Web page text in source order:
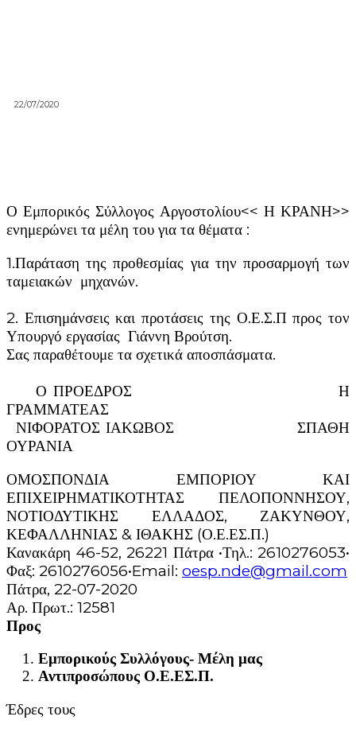
22/07/2020
Ο Εμπορικός Σύλλογος Αργοστολίου<< Η ΚΡΑΝΗ>>
ενημερώνει τα μέλη του για τα θέματα :
1.Παράταση της προθεσμίας για την προσαρμογή των
ταμειακών μηχανών.
2. Επισημάνσεις και προτάσεις της Ο.Ε.Σ.Π προς τον
Υπουργό εργασίας Γιάννη Βρούτση.
Σας παραθέτουμε τα σχετικά αποσπάσματα.
Ο ΠΡΟΕΔΡΟΣ Η
ΓΡΑΜΜΑΤΕΑΣ
ΝΙΦΟΡΑΤΟΣ ΙΑΚΩΒΟΣ ΣΠΑΘΗ
ΟΥΡΑΝΙΑ
ΟΜΟΣΠΟΝΔΙΑ ΕΜΠΟΡΙΟΥ ΚΑΙ
ΕΠΙΧΕΙΡΗΜΑΤΙΚΟΤΗΤΑΣ ΠΕΛΟΠΟΝΝΗΣΟΥ,
ΝΟΤΙΟΔΥΤΙΚΗΣ ΕΛΛΑΔΟΣ, ΖΑΚΥΝΘΟΥ,
ΚΕΦΑΛΛΗΝΙΑΣ & ΙΘΑΚΗΣ (Ο.Ε.ΕΣ.Π.)
Κανακάρη 46-52, 26221 Πάτρα •Τηλ.: 2610276053•
Φαξ: 2610276056•Email: oesp.nde@gmail.com
Πάτρα, 22-07-2020
Αρ. Πρωτ.: 12581
Προς
Εμπορικούς Συλλόγους- Μέλη μας
Αντιπροσώπους Ο.Ε.ΕΣ.Π.
Έδρες τους